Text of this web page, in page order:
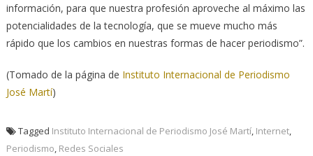
información, para que nuestra profesión aproveche al máximo las
potencialidades de la tecnología, que se mueve mucho más
rápido que los cambios en nuestras formas de hacer periodismo”.
(Tomado de la página de Instituto Internacional de Periodismo
José Martí)
Tagged Instituto Internacional de Periodismo José Martí, Internet,
Periodismo, Redes Sociales